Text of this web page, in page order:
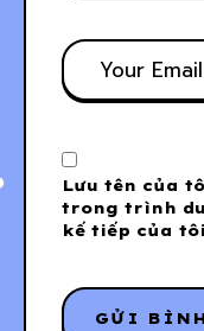
Lưu tên của
trong trình
kế tiếp của